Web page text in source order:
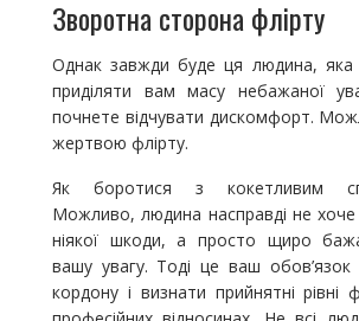
Зворотна сторона флірту
Однак завжди буде ця людина, яка
приділяти вам масу небажаної
почнете відчувати дискомфорт.
жертвою флірту.
Як боротися з кокетливим
Можливо, людина насправді не хоче
ніякої шкоди, а просто щиро
вашу увагу. Тоді це ваш
кордону і визнати прийнятні рівні